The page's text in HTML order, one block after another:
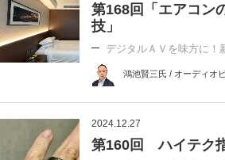
第168回「エアコン
技」
デジタルＡＶを味方に！
鴻池賢三氏 / オーディオ
2024.12.27
第160回 ハイテク